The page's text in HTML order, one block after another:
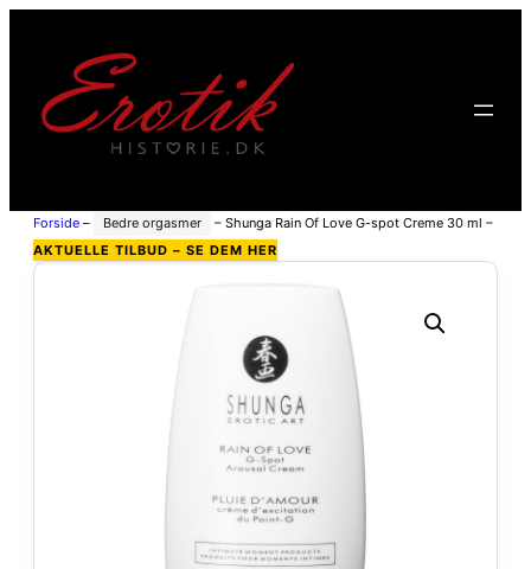
Forside – Bedre orgasmer – Shunga Rain Of Love G-spot Creme 30 ml –
White
AKTUELLE TILBUD – SE DEM HER